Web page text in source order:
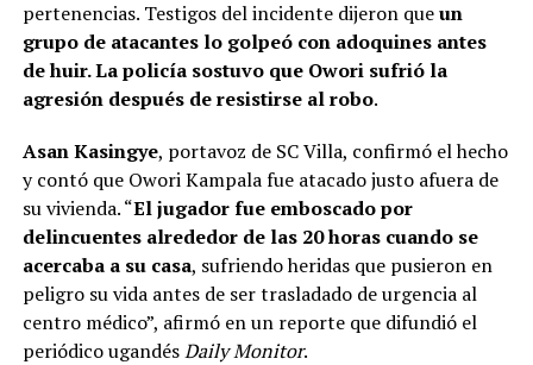
pertenencias. Testigos del incidente dijeron queun
grupo de atacantes lo golpeó con adoquines antes
de huir. La policía sostuvo que Owori sufrió la
agresión después de resistirse al robo.
Asan Kasingye, portavoz de SC Villa, confirmó el hecho
y contó que Owori Kampala fue atacado justo afuera de
su vivienda. “El jugador fue emboscado por
delincuentes alrededor de las 20 horas cuando se
acercaba a su casa, sufriendo heridas que pusieron en
peligro su vida antes de ser trasladado de urgencia al
centro médico”, afirmó en un reporte que difundió el
periódico ugandésDaily Monitor.